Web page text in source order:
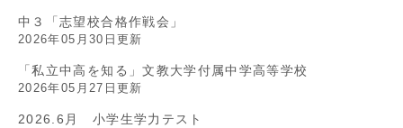
中３「志望校合格作戦会」
2026年05月30日更新
「私立中高を知る」文教大学付属中学高等学校
2026年05月27日更新
2026.6月 小学生学力テスト